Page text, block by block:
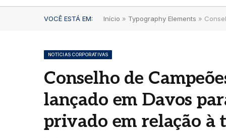
VOCÊ ESTÁ EM: Início » Typography Elements »
NOTÍCIAS CORPORATIVAS
Conselho de
lançado em Davos
privado em relação à